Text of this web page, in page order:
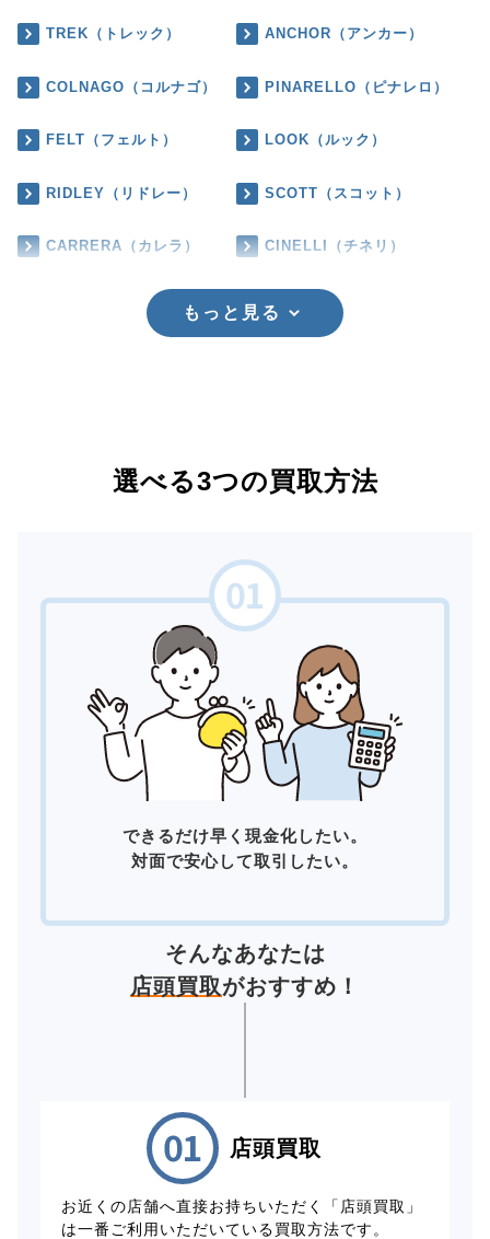
TREK（トレック） ANCHOR（アンカー）
COLNAGO（コルナゴ） PINARELLO（ピナレロ）
FELT（フェルト） LOOK（ルック）
RIDLEY（リドレー） SCOTT（スコット）
CARRERA（カレラ） CINELLI（チネリ）
もっと見る
選べる3つの買取方法
できるだけ早く現金化したい。
対面で安心して取引したい。
そんなあなたは
店頭買取がおすすめ！
店頭買取
お近くの店舗へ直接お持ちいただく「店頭買取」
は一番ご利用いただいている買取方法です。